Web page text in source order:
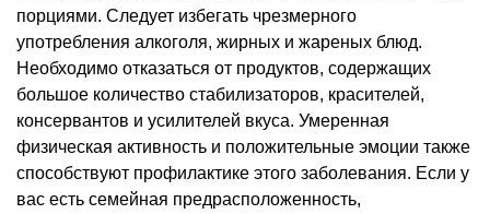
порциями. Следует избегать чрезмерного
употребления алкоголя, жирных и жареных блюд.
Необходимо отказаться от продуктов, содержащих
большое количество стабилизаторов, красителей,
консервантов и усилителей вкуса. Умеренная
физическая активность и положительные эмоции также
способствуют профилактике этого заболевания. Если у
вас есть семейная предрасположенность,